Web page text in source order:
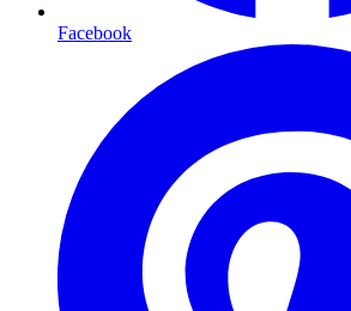
Facebook